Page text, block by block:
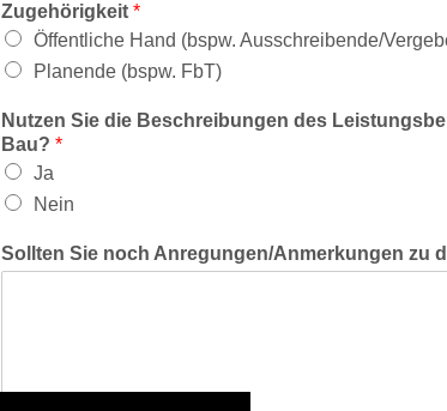
Zugehörigkeit *
Öffentliche Hand (bspw. Ausschreibende/
Planende (bspw. FbT)
Nutzen Sie die Beschreibungen des
Bau? *
Ja
Nein
Sollten Sie noch Anregungen/Anmerkungen zu